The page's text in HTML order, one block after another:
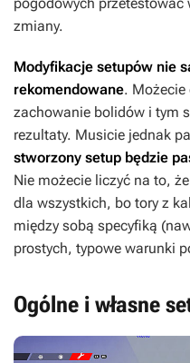
zmiany.
Modyfikacje setupów nie
rekomendowane.
zachowanie bolidów i tym
rezultaty. Musicie jednak
stworzony setup będzie
Nie możecie liczyć na to,
dla wszystkich, bo tory z
między sobą specyfiką
prostych, typowe warunki
Ogólne i własne